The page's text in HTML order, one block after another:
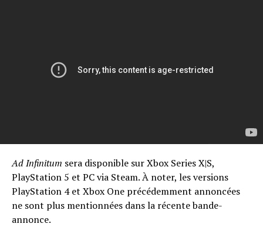
Ad Infinitum sera disponible sur Xbox Series X|S,
PlayStation 5 et PC via Steam. À noter, les versions
PlayStation 4 et Xbox One précédemment annoncées
ne sont plus mentionnées dans la récente bande-
annonce.